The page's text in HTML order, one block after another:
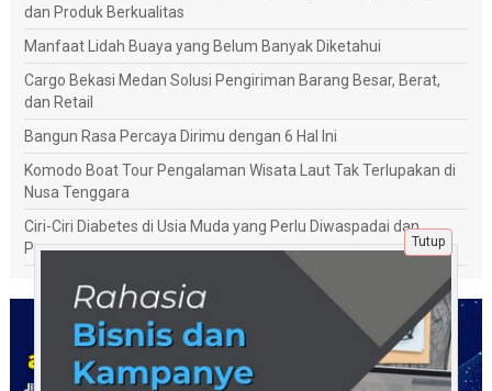
dan Produk Berkualitas
Manfaat Lidah Buaya yang Belum Banyak Diketahui
Cargo Bekasi Medan Solusi Pengiriman Barang Besar, Berat,
dan Retail
Bangun Rasa Percaya Dirimu dengan 6 Hal Ini
Komodo Boat Tour Pengalaman Wisata Laut Tak Terlupakan di
Nusa Tenggara
Ciri-Ciri Diabetes di Usia Muda yang Perlu Diwaspadai dan
Penanganannya
Tutup